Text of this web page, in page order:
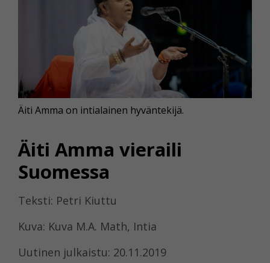
Äiti Amma vieraili
Suomessa
Teksti: Petri Kiuttu
Kuva: Kuva M.A. Math, Intia
Uutinen julkaistu: 20.11.2019
Äiti Amma on intialainen hyväntekijä.